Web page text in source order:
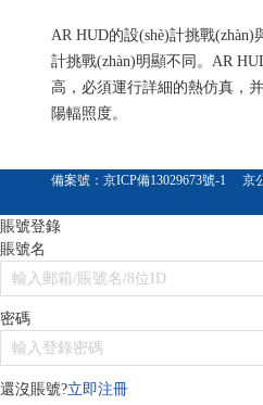
AR HUD的設(shè)計挑戰(zhàn)
計挑戰(zhàn)明顯不同。AR
高，必須運行詳細的熱仿真，
陽輻照度。
備案號： 京ICP備13029673號-1 京
賬號登錄
賬號名
密碼
還沒賬號?立即注冊